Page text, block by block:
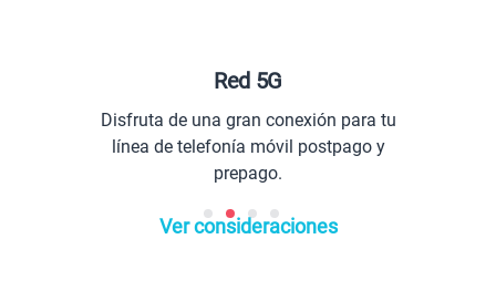
Red 5G
Disfruta de una gran conexión para tu
línea de telefonía móvil postpago y
prepago.
Ver consideraciones